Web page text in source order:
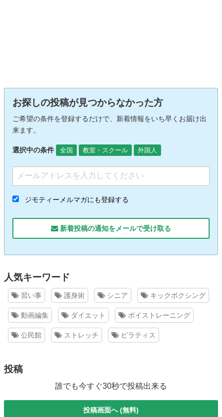
お探しの投稿が見つからなかった方
ご希望の条件を登録するだけで、新着情報をいち早くお届け出
来ます。
選択中の条件 全国 教室・スクール 外国人
ジモティーメルマガにも登録する
新着投稿の通知をメールで受け取る
人気キーワード
習い事 護身術 シニア キックボクシング
動画編集 ダイエット ボイストレーニング
公民館 ストレッチ ピラティス
投稿
誰でも今すぐ30秒で投稿出来る
投稿画面へ (無料)